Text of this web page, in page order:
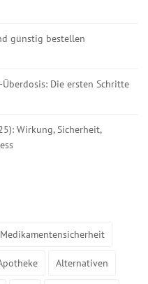
günstig bestellen
Die ersten Schritte
Wirkung, Sicherheit,
Medikamentensicherheit
Alternativen